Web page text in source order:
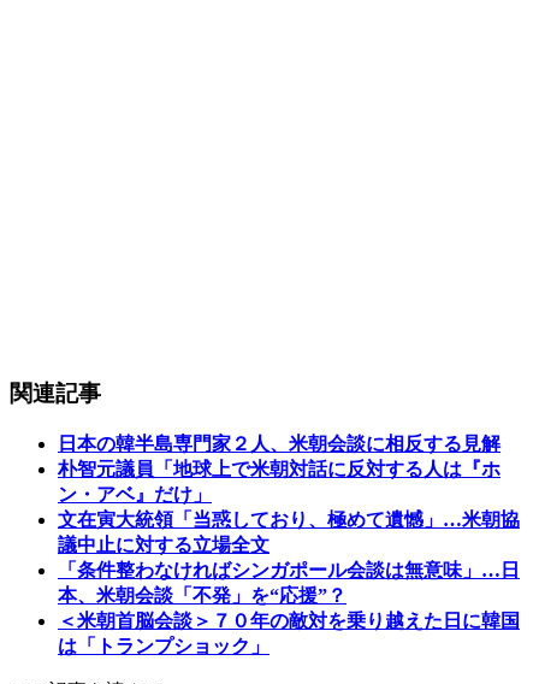
関連記事
日本の韓半島専門家２人、米朝会談に相反する見解
朴智元議員「地球上で米朝対話に反対する人は『ホ
ン・アベ』だけ」
文在寅大統領「当惑しており、極めて遺憾」…米朝協
議中止に対する立場全文
「条件整わなければシンガポール会談は無意味」…日
本、米朝会談「不発」を“応援”？
＜米朝首脳会談＞７０年の敵対を乗り越えた日に韓国
は「トランプショック」